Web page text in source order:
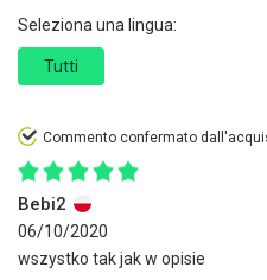
Seleziona una lingua:
Tutti
Commento confermato
Bebi2
06/10/2020
wszystko tak jak w opisie